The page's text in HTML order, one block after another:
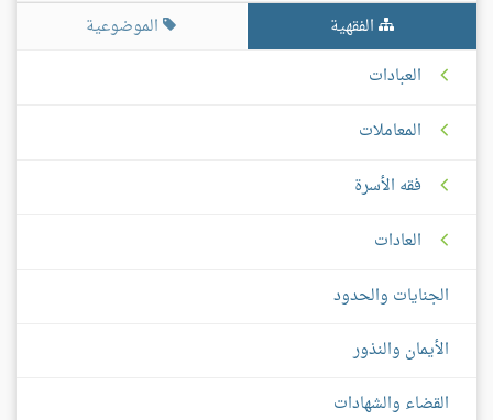
الفقهية
الموضوعية
العبادات
المعاملات
فقه الأسرة
العادات
الجنايات والحدود
الأيمان والنذور
القضاء والشهادات